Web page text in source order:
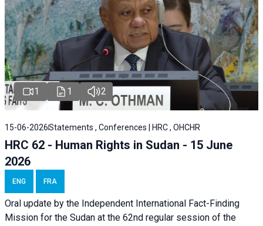
1 1 2
15-06-2026Statements , Conferences | HRC , OHCHR
HRC 62 - Human Rights in Sudan - 15 June
2026
ENG FRA
Oral update by the Independent International Fact-Finding
Mission for the Sudan at the 62nd regular session of the